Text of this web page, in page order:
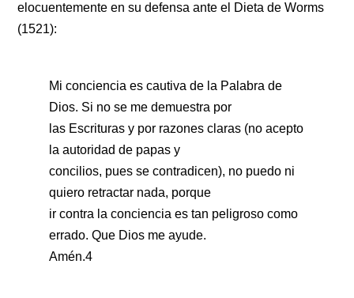
elocuentemente en su defensa ante el Dieta de Worms
(1521):
Mi conciencia es cautiva de la Palabra de
Dios. Si no se me demuestra por
las Escrituras y por razones claras (no acepto
la autoridad de papas y
concilios, pues se contradicen), no puedo ni
quiero retractar nada, porque
ir contra la conciencia es tan peligroso como
errado. Que Dios me ayude.
Amén.4